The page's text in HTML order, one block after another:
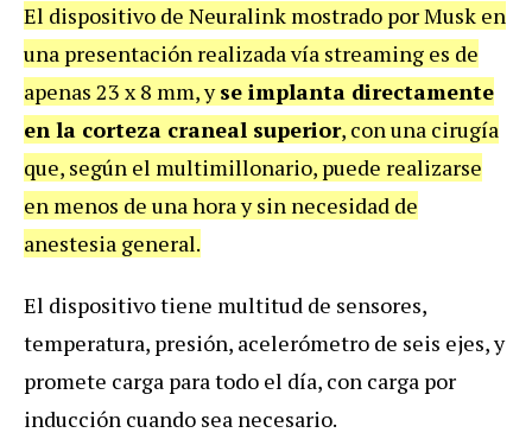
El dispositivo de Neuralink mostrado por Musk en
una presentación realizada vía streaming es de
apenas 23 x 8 mm, yse implanta directamente
en la corteza craneal superior, con una cirugía
que, según el multimillonario, puede realizarse
en menos de una hora y sin necesidad de
anestesia general.
El dispositivo tiene multitud de sensores,
temperatura, presión, acelerómetro de seis ejes, y
promete carga para todo el día, con carga por
inducción cuando sea necesario.